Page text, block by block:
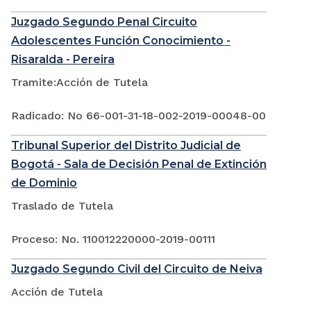
Juzgado Segundo Penal Circuito
Adolescentes Función Conocimiento -
Risaralda - Pereira
Tramite:Acción de Tutela
Radicado: No 66-001-31-18-002-2019-00048-00
Tribunal Superior del Distrito Judicial de
Bogotá - Sala de Decisión Penal de Extinción
de Dominio
Traslado de Tutela
Proceso: No. 110012220000-2019-00111
Juzgado Segundo Civil del Circuito de Neiva
Acción de Tutela